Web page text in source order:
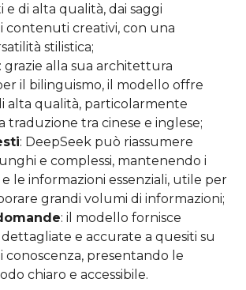
di alta qualità, dai saggi
contenuti creativi, con una
stilistica;
: grazie alla sua architettura
il bilinguismo, il modello offre
alta qualità, particolarmente
traduzione tra cinese e inglese;
: DeepSeek può riassumere
e complessi, mantenendo i
le informazioni essenziali, utile per
grandi volumi di informazioni;
: il modello fornisce
e accurate a quesiti su
conoscenza, presentando le
chiaro e accessibile.